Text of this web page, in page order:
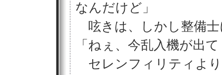
なんだけど」
呟きは、しかし整備
「ねぇ、今乱入機が出
セレンフィリティよ